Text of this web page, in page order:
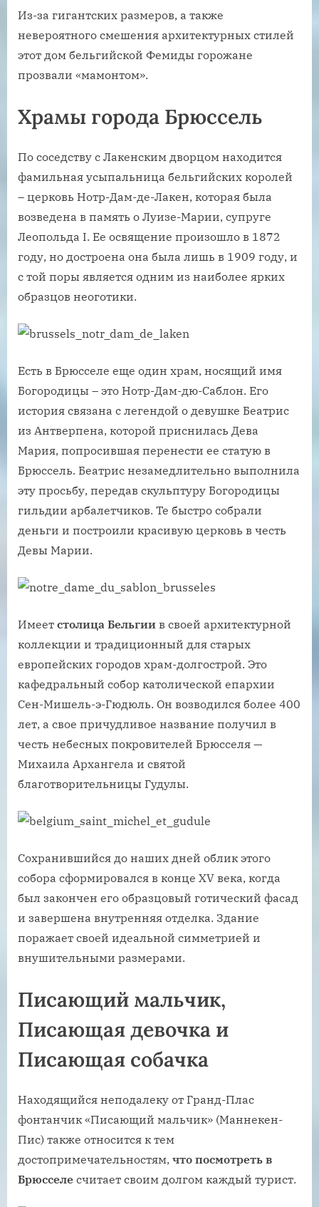
Из-за гигантских размеров, а также
невероятного смешения архитектурных стилей
этот дом бельгийской Фемиды горожане
прозвали «мамонтом».
Храмы города Брюссель
По соседству с Лакенским дворцом находится
фамильная усыпальница бельгийских королей
– церковь Нотр-Дам-де-Лакен, которая была
возведена в память о Луизе-Марии, супруге
Леопольда I. Ее освящение произошло в 1872
году, но достроена она была лишь в 1909 году, и
с той поры является одним из наиболее ярких
образцов неоготики.
Есть в Брюсселе еще один храм, носящий имя
Богородицы – это Нотр-Дам-дю-Саблон. Его
история связана с легендой о девушке Беатрис
из Антверпена, которой приснилась Дева
Мария, попросившая перенести ее статую в
Брюссель. Беатрис незамедлительно выполнила
эту просьбу, передав скульптуру Богородицы
гильдии арбалетчиков. Те быстро собрали
деньги и построили красивую церковь в честь
Девы Марии.
Имеет столица Бельгии в своей архитектурной
коллекции и традиционный для старых
европейских городов храм-долгострой. Это
кафедральный собор католической епархии
Сен-Мишель-э-Гюдюль. Он возводился более 400
лет, а свое причудливое название получил в
честь небесных покровителей Брюсселя —
Михаила Архангела и святой
благотворительницы Гудулы.
Сохранившийся до наших дней облик этого
собора сформировался в конце XV века, когда
был закончен его образцовый готический фасад
и завершена внутренняя отделка. Здание
поражает своей идеальной симметрией и
внушительными размерами.
Писающий мальчик,
Писающая девочка и
Писающая собачка
Находящийся неподалеку от Гранд-Плас
фонтанчик «Писающий мальчик» (Маннекен-
Пис) также относится к тем
достопримечательностям, что посмотреть в
Брюсселе считает своим долгом каждый турист.